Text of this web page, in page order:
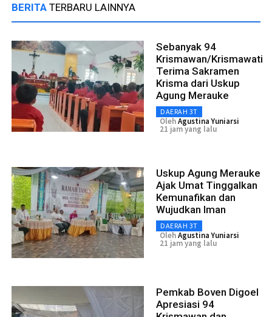
BERITA TERBARU LAINNYA
Sebanyak 94
Krismawan/Krismawati
Terima Sakramen
Krisma dari Uskup
Agung Merauke
DAERAH 3T
OlehAgustina Yuniarsi
21 jam yang lalu
Uskup Agung Merauke
Ajak Umat Tinggalkan
Kemunafikan dan
Wujudkan Iman
DAERAH 3T
OlehAgustina Yuniarsi
21 jam yang lalu
Pemkab Boven Digoel
Apresiasi 94